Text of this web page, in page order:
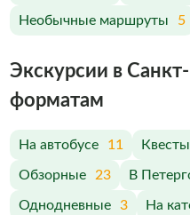
Необычные маршруты 5
Экскурсии в
форматам
На автобусе 11 Квесты
Обзорные 23 В
Однодневные 3 На